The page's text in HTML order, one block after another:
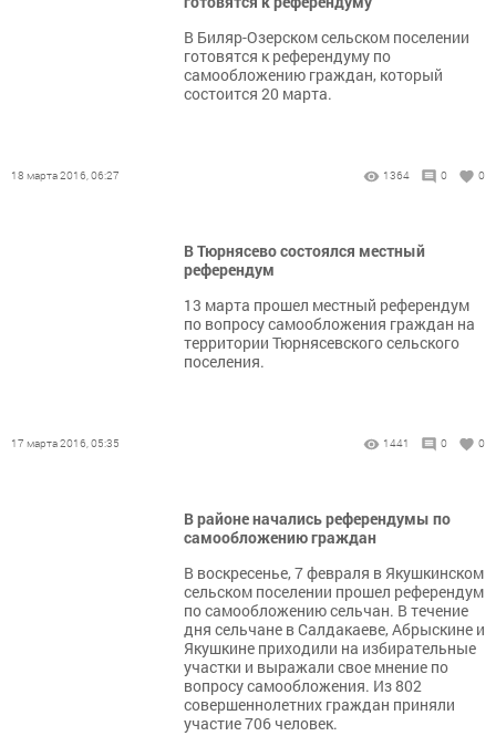
В Биляр-Озерском сельском поселении
готовятся к референдуму по
самообложению граждан, который
состоится 20 марта.
18 марта 2016, 06:27 1364 0 0
В Тюрнясево состоялся местный
референдум
13 марта прошел местный референдум
по вопросу самообложения граждан на
территории Тюрнясевского сельского
поселения.
17 марта 2016, 05:35 1441 0 0
В районе начались референдумы по
самообложению граждан
В воскресенье, 7 февраля в Якушкинском
сельском поселении прошел референдум
по самообложению сельчан. В течение
дня сельчане в Салдакаеве, Абрыскине и
Якушкине приходили на избирательные
участки и выражали свое мнение по
вопросу самообложения. Из 802
совершеннолетних граждан приняли
участие 706 человек.